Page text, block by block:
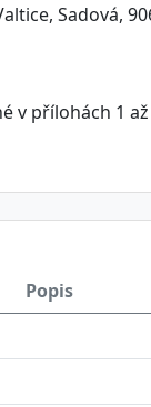
Sadová,
v přílohách 1
Popis